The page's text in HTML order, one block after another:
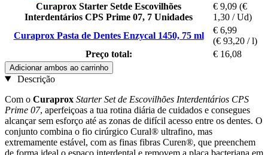
Curaprox Starter Setde Escovilhões
Interdentários CPS Prime 07, 7 Unidades
€ 9,09 (€
1,30 / Ud)
Curaprox Pasta de Dentes Enzycal 1450, 75 ml
€ 6,99
(€ 93,20 / l)
Preço total:
€ 16,08
Adicionar ambos ao carrinho
Descrição
Com o Curaprox Starter Set de Escovilhões Interdentários CPS
Prime 07, aperfeiçoas a tua rotina diária de cuidados e consegues
alcançar sem esforço até as zonas de difícil acesso entre os dentes. O
conjunto combina o fio cirúrgico Cural® ultrafino, mas
extremamente estável, com as finas fibras Curen®, que preenchem
de forma ideal o espaço interdental e removem a placa bacteriana em